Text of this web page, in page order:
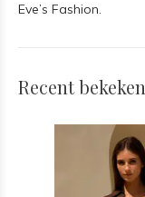
Eve’s Fashion.
Recent bekeken